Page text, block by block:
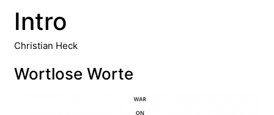
Intro
Christian Heck
Wortlose Worte